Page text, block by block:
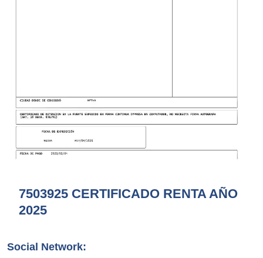
7503925 CERTIFICADO RENTA AÑO
2025
Social Network: